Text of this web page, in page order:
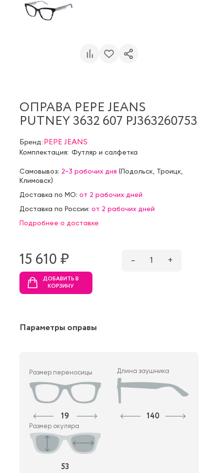
ОПРАВА PEPE JEANS
PUTNEY 3632 607 PJ363260753
Бренд:PEPE JEANS
Комплектация: Футляр и салфетка
Самовывоз: 2-3 рабочих дня (Подольск Троицк
Климовск)
Доставка по МО: от 2 рабочих дней
Доставка по России: от 2 рабочих дней
Подробнее о доставке
15 610 ₷ – 1 +
ДОБАВИТЬ В
КОРЗИНУ
Параметры оправы
Размер переносицы
19
Длина заушника
140
Размер окуляра
53